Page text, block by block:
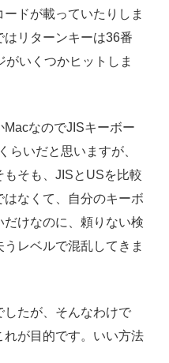
ドが載っていたりしま
リターンキーは36番
いくつかヒットしま
なのでJISキーボー
らいだと思いますが、
そも、JISとUSを比較
はなくて、自分のキーボ
けなのに、頼りない検
レベルで混乱してきま
したが、そんなわけで
れが目的です。いい方法